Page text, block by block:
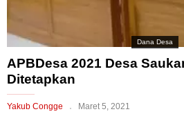
Dana Desa
APBDesa 2021 Desa
Ditetapkan
Yakub Congge Maret 5, 2021